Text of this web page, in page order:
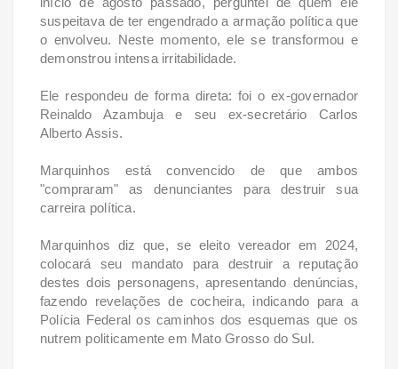
suspeitava de ter engendrado a armação política que
o envolveu. Neste momento, ele se transformou e
demonstrou intensa irritabilidade.
Ele respondeu de forma direta: foi o ex-governador
Reinaldo Azambuja e seu ex-secretário Carlos
Alberto Assis.
Marquinhos está convencido de que ambos
"compraram" as denunciantes para destruir sua
carreira política.
Marquinhos diz que, se eleito vereador em 2024,
colocará seu mandato para destruir a reputação
destes dois personagens, apresentando denúncias,
fazendo revelações de cocheira, indicando para a
Polícia Federal os caminhos dos esquemas que os
nutrem politicamente em Mato Grosso do Sul.